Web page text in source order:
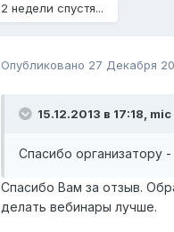
2 недели спустя...
Опубликовано 27 Декабря
15.12.2013 в 17:18, mic
Спасибо организатору -
Спасибо Вам за отзыв.
делать вебинары лучше.